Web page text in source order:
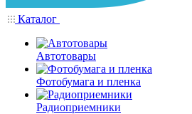
Каталог
Автотовары
Фотобумага и пленка
Радиоприемники